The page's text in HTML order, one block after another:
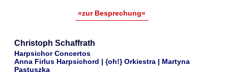
»zur Besprechung«
Christoph Schaffrath
Harpsichor Concertos
Anna Firlus Harpsichord | {oh!} Orkiestra | Martyna
Pastuszka